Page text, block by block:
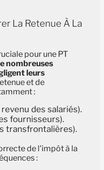
La Retenue À La
pour une PT
nombreuses
leurs
et de
:
des salariés).
fournisseurs).
transfrontalières).
de l'impôt à la
: